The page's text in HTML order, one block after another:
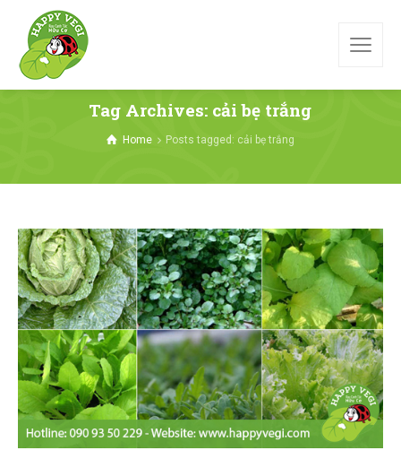
Tag Archives: cải bẹ trắng
Home Posts tagged: cải bẹ trắng